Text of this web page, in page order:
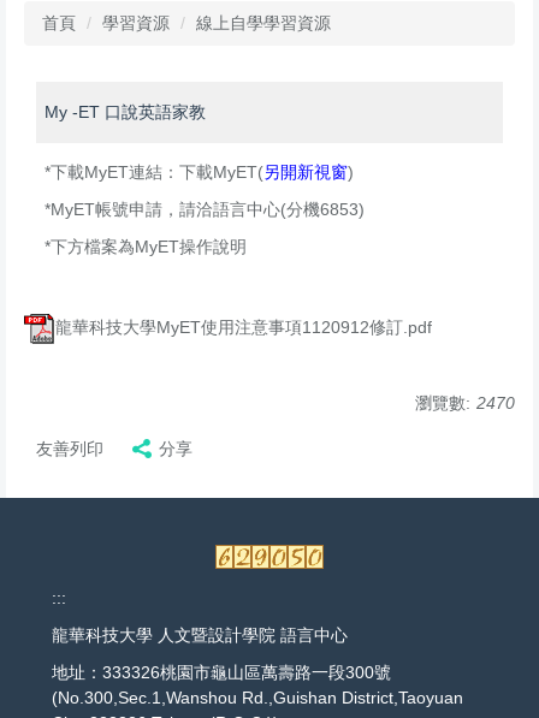
首頁 學習資源 線上自學學習資源
My -ET 口說英語家教
*下載MyET連結：下載MyET(另開新視窗)
*MyET帳號申請，請洽語言中心(分機6853)
*下方檔案為MyET操作說明
龍華科技大學MyET使用注意事項1120912修訂.pdf
瀏覽數: 2470
友善列印 分享
:::
龍華科技大學 人文暨設計學院 語言中心
地址：333326桃園市龜山區萬壽路一段300號
(No.300,Sec.1,Wanshou Rd.,Guishan District,Taoyuan